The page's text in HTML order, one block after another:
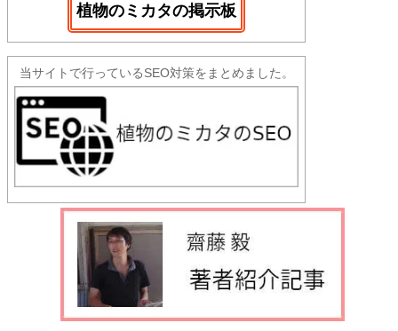
植物のミカタの掲示板
当サイトで行っているSEO対策をまとめました。